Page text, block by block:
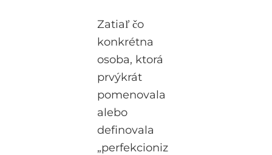
Zatiaľ čo
konkrétna
osoba, ktorá
prvýkrát
pomenovala
alebo
definovala
„perfekcioniz